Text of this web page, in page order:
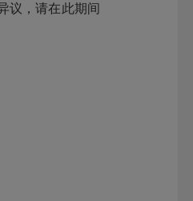
议，请在此期间